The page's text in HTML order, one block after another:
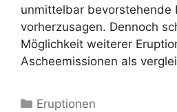
unmittelbar bevorstehende
vorherzusagen. Dennoch
Möglichkeit weiterer
Ascheemissionen als
Kategorien
Eruptionen